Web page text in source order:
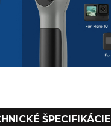
ŠPECIFIKÁCIE